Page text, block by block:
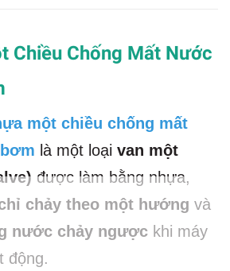
Chiều Chống Mất Nước
một chiều chống mất
là một loại van một
được làm bằng nhựa,
chảy theo một hướng và
nước chảy ngược khi máy
động.